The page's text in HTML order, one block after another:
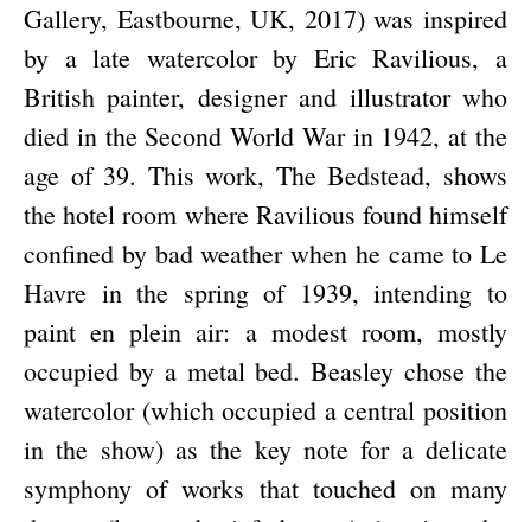
Gallery, Eastbourne, UK, 2017) was inspired
by a late watercolor by Eric Ravilious, a
British painter, designer and illustrator who
died in the Second World War in 1942, at the
age of 39. This work, The Bedstead, shows
the hotel room where Ravilious found himself
confined by bad weather when he came to Le
Havre in the spring of 1939, intending to
paint en plein air: a modest room, mostly
occupied by a metal bed. Beasley chose the
watercolor (which occupied a central position
in the show) as the key note for a delicate
symphony of works that touched on many